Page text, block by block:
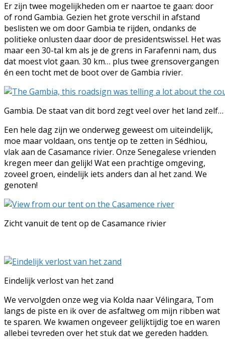
Er zijn twee mogelijkheden om er naartoe te gaan: door
of rond Gambia. Gezien het grote verschil in afstand
beslisten we om door Gambia te rijden, ondanks de
politieke onlusten daar door de presidentswissel. Het was
maar een 30-tal km als je de grens in Farafenni nam, dus
dat moest vlot gaan. 30 km… plus twee grensovergangen
én een tocht met de boot over de Gambia rivier.
Gambia. De staat van dit bord zegt veel over het land zelf…
Een hele dag zijn we onderweg geweest om uiteindelijk,
moe maar voldaan, ons tentje op te zetten in Sédhiou,
vlak aan de Casamance rivier. Onze Senegalese vrienden
kregen meer dan gelijk! Wat een prachtige omgeving,
zoveel groen, eindelijk iets anders dan al het zand. We
genoten!
Zicht vanuit de tent op de Casamance rivier
Eindelijk verlost van het zand
We vervolgden onze weg via Kolda naar Vélingara, Tom
langs de piste en ik over de asfaltweg om mijn ribben wat
te sparen. We kwamen ongeveer gelijktijdig toe en waren
allebei tevreden over het stuk dat we gereden hadden.